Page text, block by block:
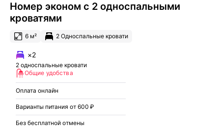
Номер эконом с 2 односпальными
кроватями
6 м² 2 Односпальные кровати
×2
2 односпальные кровати
Общие удобства
Оплата онлайн
Варианты питания от 600 ₽
Без бесплатной отмены